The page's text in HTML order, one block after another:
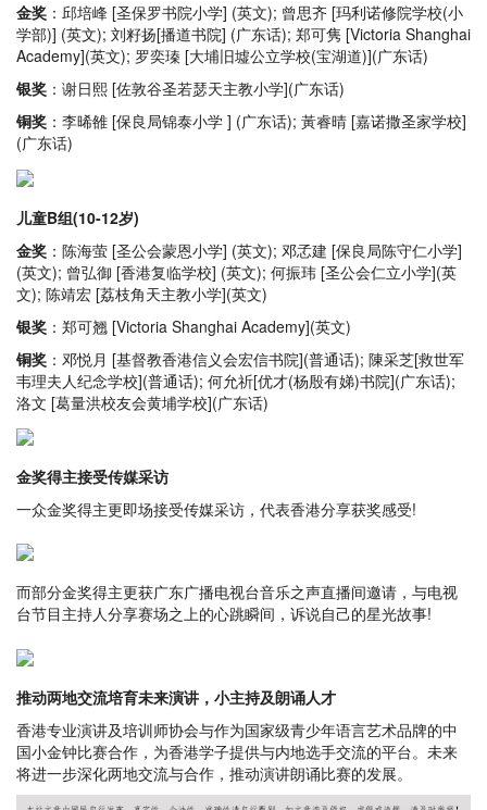
金奖 ：邱培峰 [圣保罗书院小学] (英文); 曾思齐 [玛利诺修院学校(小
学部)] (英文); 刘籽扬[播道书院] (广东话); 郑可隽 [Victoria Shanghai
Academy](英文); 罗奕瑧 [大埔旧墟公立学校(宝湖道)](广东话)
银奖 ：谢日熙 [佐敦谷圣若瑟天主教小学](广东话)
铜奖 ：李晞雒 [保良局锦泰小学 ] (广东话); 黃睿晴 [嘉诺撒圣家学校]
(广东话)
儿童B组(10-12岁)
金奖 ：陈海萤 [圣公会蒙恩小学] (英文); 邓孞建 [保良局陈守仁小学]
(英文); 曾弘御 [香港复临学校] (英文); 何振玮 [圣公会仁立小学](英
文); 陈靖宏 [荔枝角天主教小学](英文)
银奖 ：郑可翘 [Victoria Shanghai Academy](英文)
铜奖 ：邓悦月 [基督教香港信义会宏信书院](普通话); 陳采芝[救世军
韦理夫人纪念学校](普通话); 何允祈[优才(杨殷有娣)书院](广东话);
洛文 [葛量洪校友会黄埔学校](广东话)
金奖得主接受传媒采访
一众金奖得主更即场接受传媒采访，代表香港分享获奖感受!
而部分金奖得主更获广东广播电视台音乐之声直播间邀请，与电视
台节目主持人分享赛场之上的心跳瞬间，诉说自己的星光故事!
推动两地交流培育未来演讲，小主持及朗诵人才
香港专业演讲及培训师协会与作为国家级青少年语言艺术品牌的中
国小金钟比赛合作，为香港学子提供与内地选手交流的平台。未来
将进一步深化两地交流与合作，推动演讲朗诵比赛的发展。